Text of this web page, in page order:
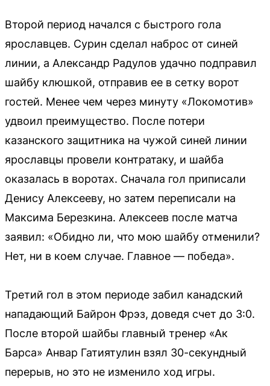
Второй период начался с быстрого гола
ярославцев. Сурин сделал наброс от синей
линии, а Александр Радулов удачно подправил
шайбу клюшкой, отправив ее в сетку ворот
гостей. Менее чем через минуту «Локомотив»
удвоил преимущество. После потери
казанского защитника на чужой синей линии
ярославцы провели контратаку, и шайба
оказалась в воротах. Сначала гол приписали
Денису Алексееву, но затем переписали на
Максима Березкина. Алексеев после матча
заявил: «Обидно ли, что мою шайбу отменили?
Нет, ни в коем случае. Главное — победа».
Третий гол в этом периоде забил канадский
нападающий Байрон Фрэз, доведя счет до 3:0.
После второй шайбы главный тренер «Ак
Барса» Анвар Гатиятулин взял 30-секундный
перерыв, но это не изменило ход игры.